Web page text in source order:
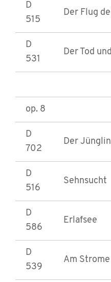
D
515
Der Flug
D
531
Der Tod
op. 8
D
702
Der
D
516
Sehnsucht
D
586
Erlafsee
D
539
Am Strome